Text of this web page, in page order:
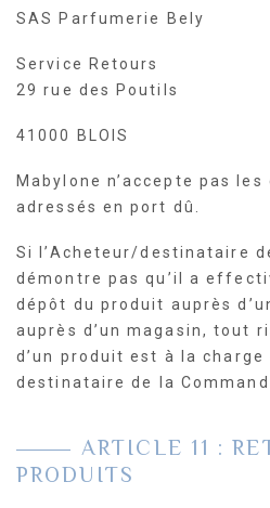
SAS Parfumerie Bely
Service Retours
29 rue des Poutils
41000 BLOIS
Mabylone n’accepte pas
adressés en port dû.
Si l’Acheteur/destinataire
démontre pas qu’il a
dépôt du produit auprès
auprès d’un magasin, tout
d’un produit est à la charge
destinataire de la
ARTICLE 11 :
PRODUITS